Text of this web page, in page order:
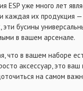
ESP уже много лет
каждая их продукция —
бусины
в вашем арсенале.
что в вашем наборе
аксессуар, это
на самом